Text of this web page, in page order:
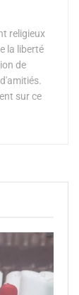
religieux
la liberté
de
sur ce